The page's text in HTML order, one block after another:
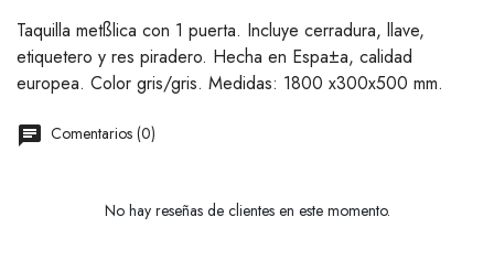
Taquilla metßlica con 1 puerta. Incluye cerradura, llave,
etiquetero y res piradero. Hecha en Espa±a, calidad
europea. Color gris/gris. Medidas: 1800 x300x500 mm.
Comentarios (0)
No hay reseñas de clientes en este momento.